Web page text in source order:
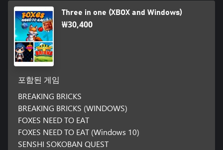
Three in one (XBOX and Windows)
₩30,400
포함된 게임
BREAKING BRICKS
BREAKING BRICKS (WINDOWS)
FOXES NEED TO EAT
FOXES NEED TO EAT (Windows 10)
SENSHI SOKOBAN QUEST